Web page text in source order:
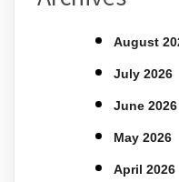
August
July 2026
June 2026
May 2026
April 2026